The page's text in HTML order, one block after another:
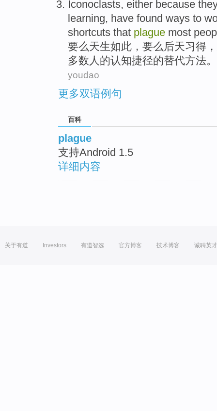
Iconoclasts, either because
learning, have found ways to
shortcuts that plague most
要么天生如此， 要么 后天习得
多数 人 的认知捷径的替代方法。
youdao
更多双语例句
百科
plague
支持Android 1.5
详细内容
关于有道 Investors 有道智选 官方博客 技术博客 诚聘英才